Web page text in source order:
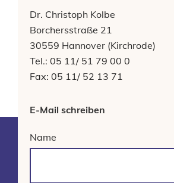
Dr. Christoph Kolbe
Borchersstraße 21
30559 Hannover (Kirchrode)
Tel.: 05 11/ 51 79 00 0
Fax: 05 11/ 52 13 71
E-Mail schreiben
Name